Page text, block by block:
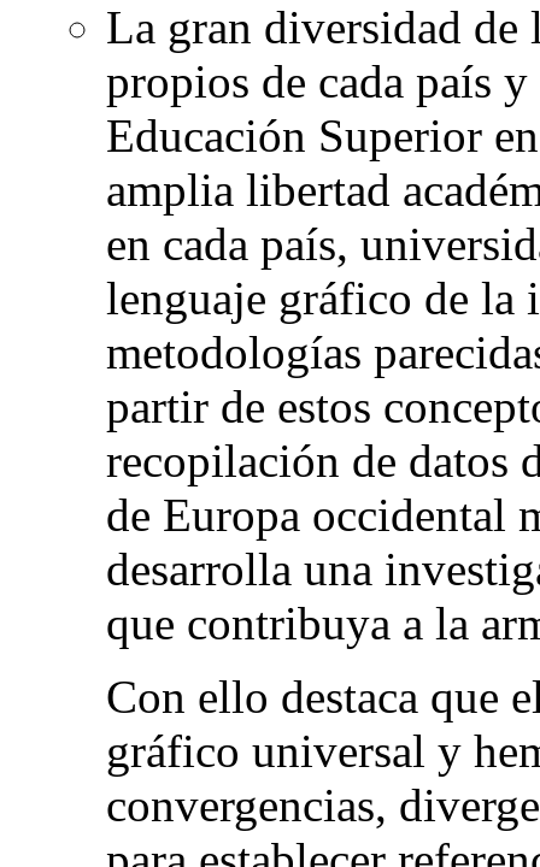
La gran diversidad de
propios de cada país
Educación Superior
amplia libertad
en cada país,
lenguaje gráfico de la
metodologías
partir de estos
recopilación de datos
de Europa occidental
desarrolla una
que contribuya a la
Con ello destaca que
gráfico universal y
convergencias,